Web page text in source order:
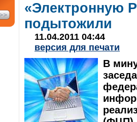
«Электронную
подытожили
11.04.2011 04:44
версия для печати
В